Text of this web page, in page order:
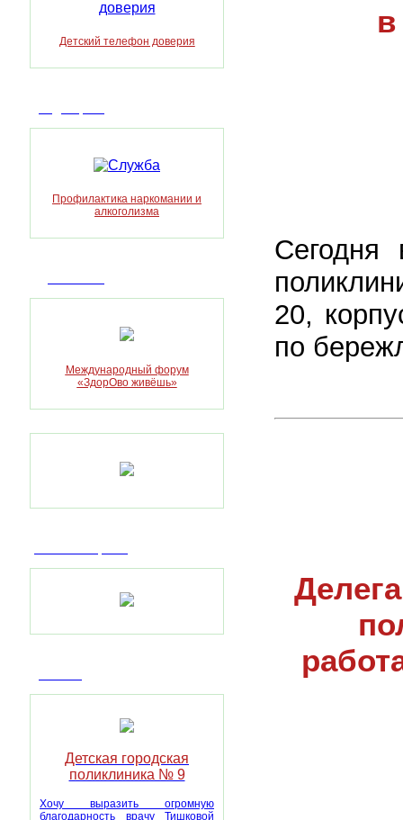
Детский телефон доверия
Профилактика наркомании и
алкоголизма
Международный форум
«ЗдорОво живёшь»
Детская городская
поликлиника № 9
Хочу выразить огромную
благодарность врачу Тишковой
20,
по